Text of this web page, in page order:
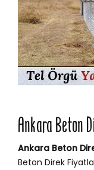
Ankara Beton
Ankara Beton
Beton Direk